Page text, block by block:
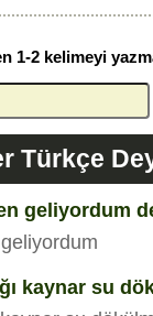
1-2 kelimeyi
Türkçe
geliyordum
kaynar su